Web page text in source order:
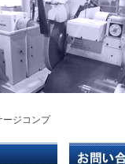
ージコンプ